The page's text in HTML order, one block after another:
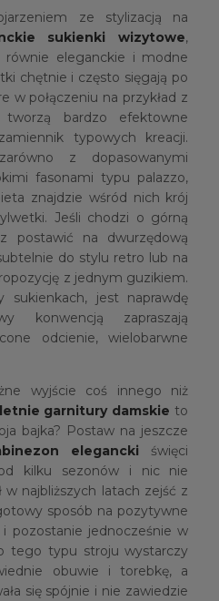
ze stylizacją na
sukienki wizytowe,
równie eleganckie i modne
chętnie i często sięgają po
w połączeniu na przykład z
tworzą bardzo efektowne
typowych kreacji.
z dopasowanymi
fasonami typu palazzo,
znajdzie wśród nich krój
Jeśli chodzi o górną
postawić na dwurzędową
do stylu retro lub na
z jednym guzikiem.
sukienkach, jest naprawdę
konwencją zapraszają
odcienie, wielobarwne
wyjście coś innego niż
letnie garnitury damskie to
bajka? Postaw na jeszcze
elegancki święci
kilku sezonów i nic nie
w najbliższych latach zejść z
sposób na pozytywne
pozostanie jednocześnie w
tego typu stroju wystarczy
obuwie i torebkę, a
się spójnie i nie zawiedzie